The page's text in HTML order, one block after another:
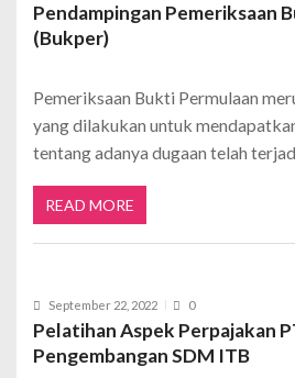
Pendampingan Pemeriksaan
(Bukper)
Pemeriksaan Bukti Permulaan
yang dilakukan untuk
tentang adanya dugaan telah
READ MORE
September 22, 2022 0
Pelatihan Aspek Perpajakan
Pengembangan SDM ITB